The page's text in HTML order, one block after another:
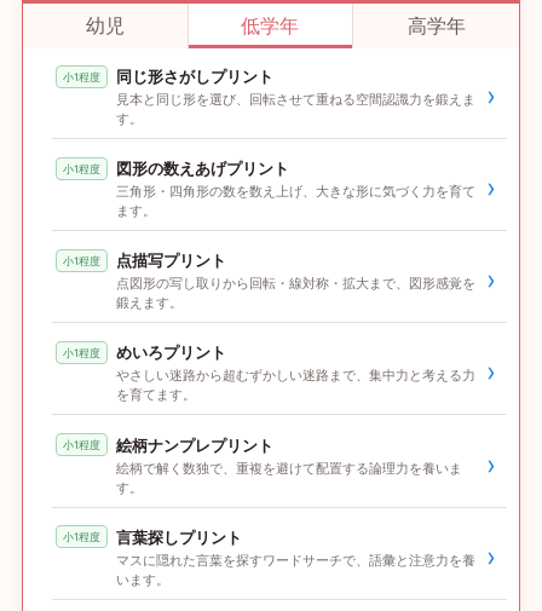
幼児
低学年 高学年
小1程度 同じ形さがしプリント
見本と同じ形を選び、回転させて重ねる空間認識力を鍛えま
す。
›
小1程度 図形の数えあげプリント
三角形・四角形の数を数え上げ、大きな形に気づく力を育て
ます。
›
小1程度 点描写プリント
点図形の写し取りから回転・線対称・拡大まで、図形感覚を
鍛えます。
›
小1程度 めいろプリント
やさしい迷路から超むずかしい迷路まで、集中力と考える力
を育てます。
›
小1程度 絵柄ナンプレプリント
絵柄で解く数独で、重複を避けて配置する論理力を養いま
す。
›
小1程度 言葉探しプリント
マスに隠れた言葉を探すワードサーチで、語彙と注意力を養
います。
›